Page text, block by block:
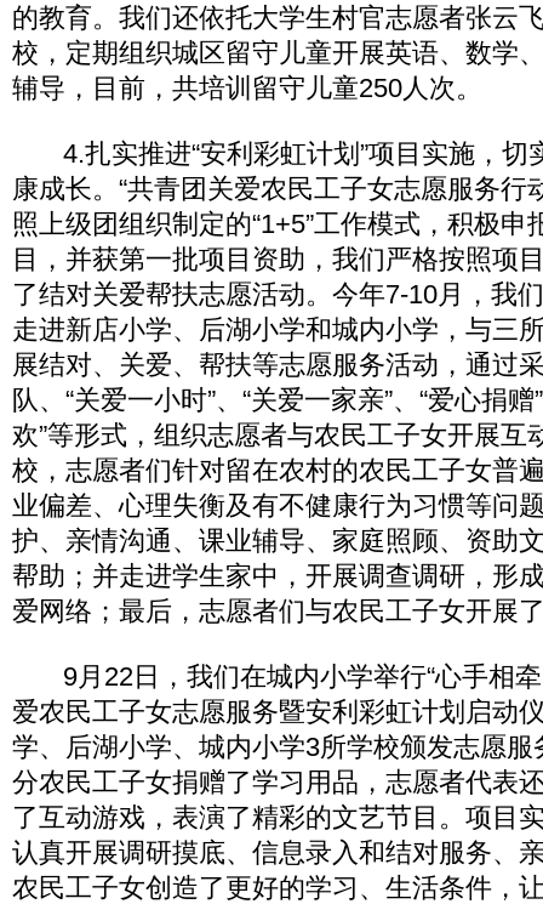
的教育。我们还依托大学生村官志愿者张云
校，定期组织城区留守儿童开展英语、数学
辅导，目前，共培训留守儿童250人次。
4.扎实推进“安利彩虹计划”项目实施，切
康成长。“共青团关爱农民工子女志愿服务行
照上级团组织制定的“1+5”工作模式，积极申
目，并获第一批项目资助，我们严格按照项
了结对关爱帮扶志愿活动。今年7-10月，我
走进新店小学、后湖小学和城内小学，与三
展结对、关爱、帮扶等志愿服务活动，通过
队、“关爱一小时”、“关爱一家亲”、“爱心捐
欢”等形式，组织志愿者与农民工子女开展互
校，志愿者们针对留在农村的农民工子女普
业偏差、心理失衡及有不健康行为习惯等问
护、亲情沟通、课业辅导、家庭照顾、资助
帮助；并走进学生家中，开展调查调研，形
爱网络；最后，志愿者们与农民工子女开展
9月22日，我们在城内小学举行“心手相牵
爱农民工子女志愿服务暨安利彩虹计划启动
学、后湖小学、城内小学3所学校颁发志愿
分农民工子女捐赠了学习用品，志愿者代表
了互动游戏，表演了精彩的文艺节目。项目
认真开展调研摸底、信息录入和结对服务、
农民工子女创造了更好的学习、生活条件，